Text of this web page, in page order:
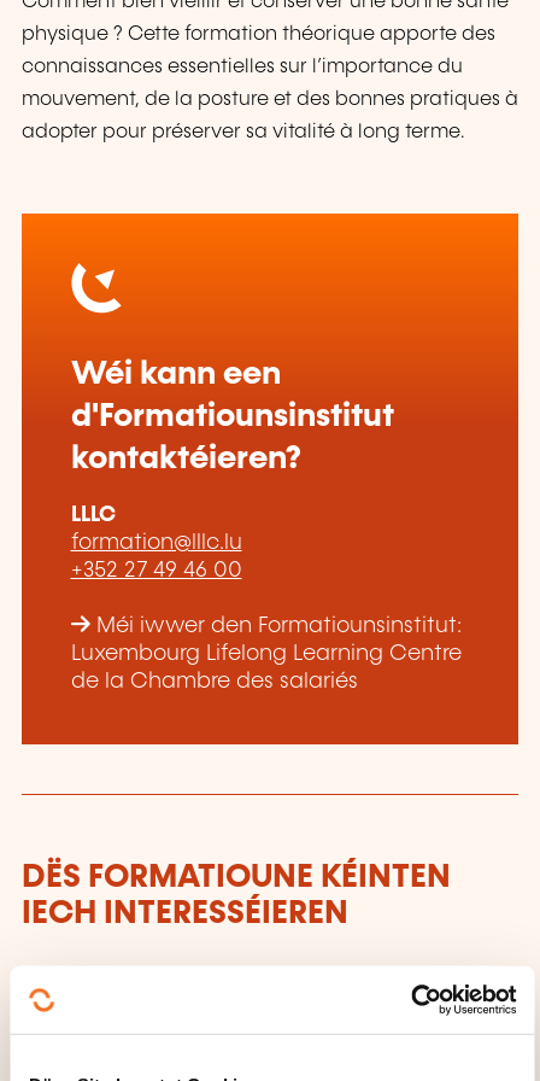
physique ? Cette formation théorique apporte des
connaissances essentielles sur l’importance du
mouvement, de la posture et des bonnes pratiques à
adopter pour préserver sa vitalité à long terme.
Wéi kann een
d'Formatiounsinstitut
kontaktéieren?
LLLC
formation@lllc.lu
+352 27 49 46 00
Méi iwwer den Formatiounsinstitut:
Luxembourg Lifelong Learning Centre
de la Chambre des salariés
DËS FORMATIOUNE KÉINTEN
IECH INTERESSÉIEREN
LU